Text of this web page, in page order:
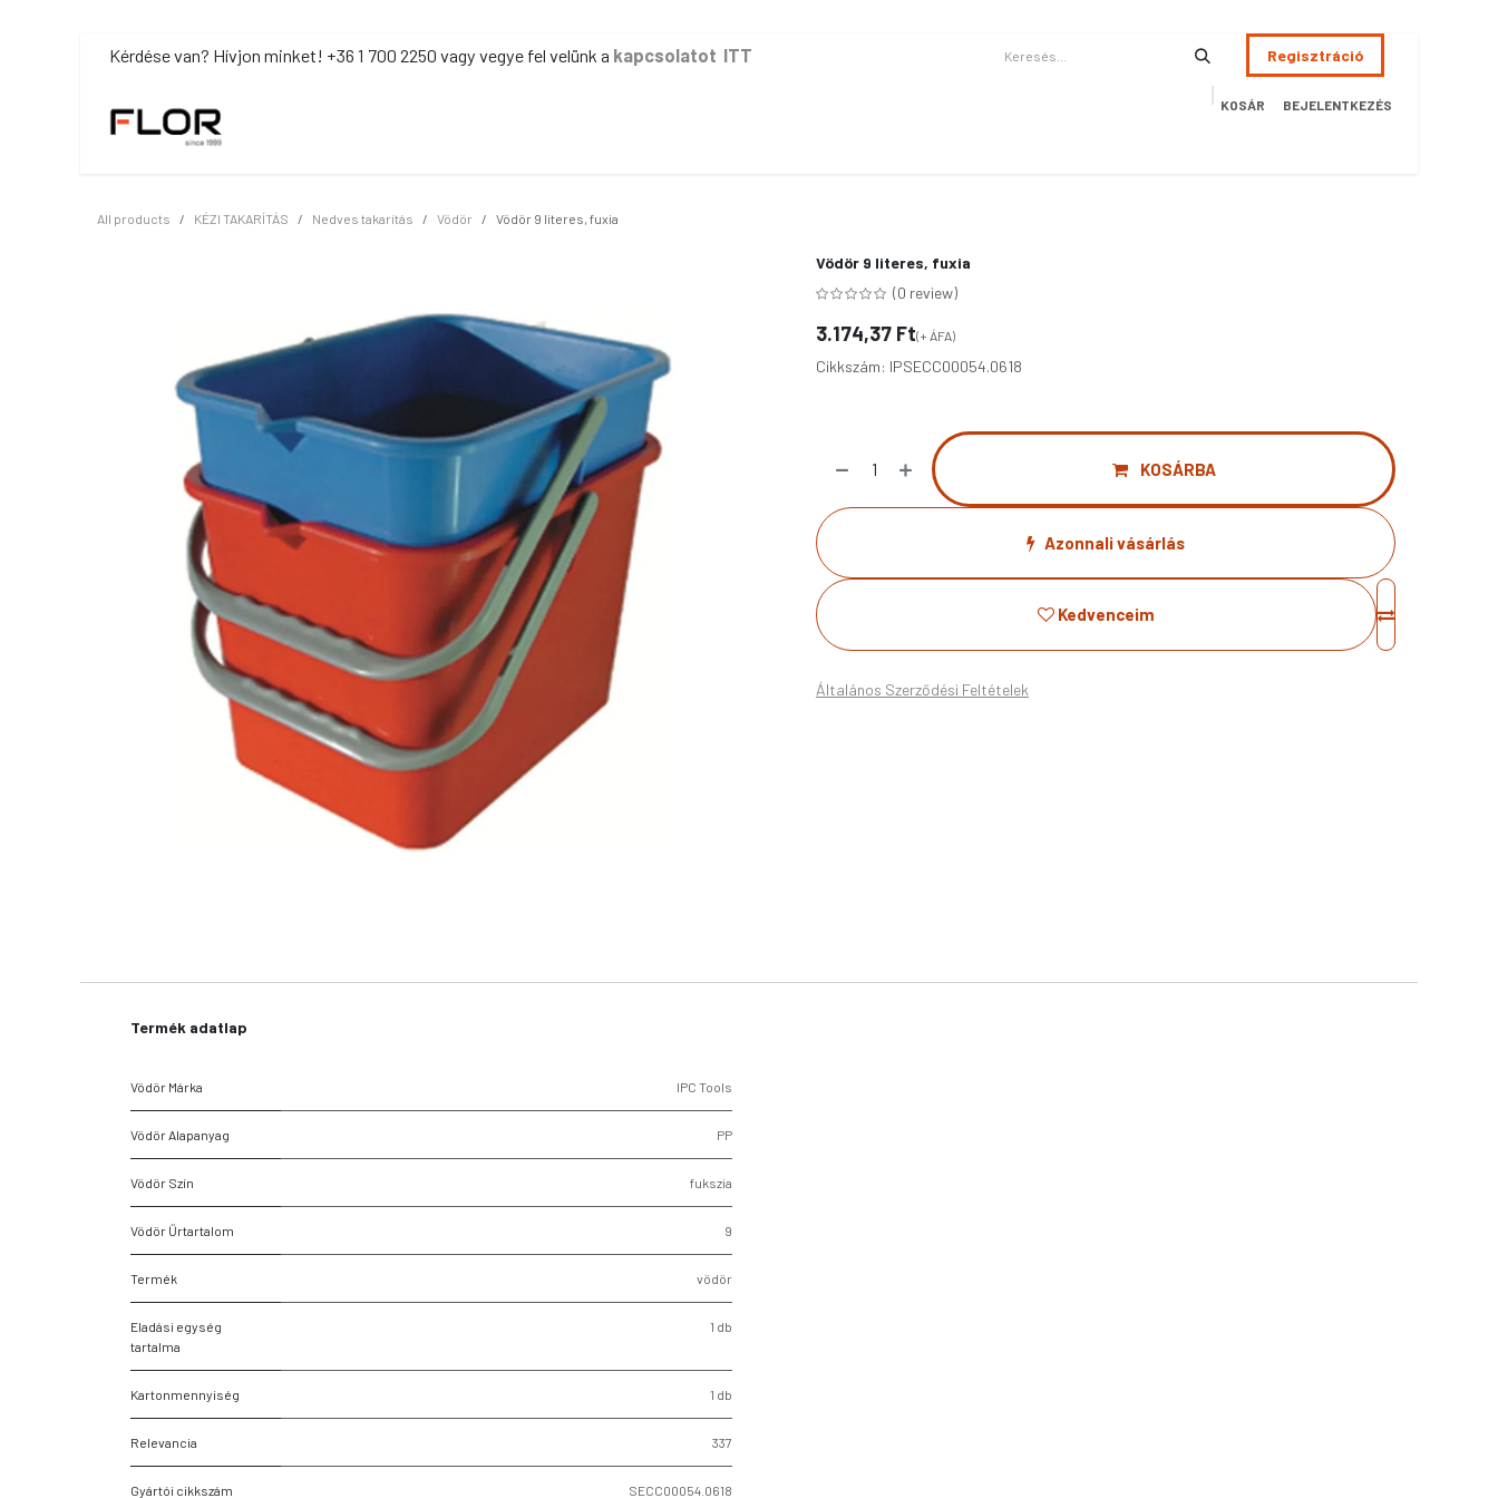
​Kérdése van? Hívjon minket! +36 1 700 2250 vagy vegye fel velünk a kapcsolatot ITT Regisztráció
KOSÁR BEJELENTKEZÉS
All products KÉZI TAKARÍTÁS Nedves takarítás Vödör Vödör 9 literes, fuxia
Vödör 9 literes, fuxia
(0 review)
3.174,37 Ft(+ ÁFA)
Cikkszám: IPSECC00054.0618
KOSÁRBA
Azonnali vásárlás
Kedvenceim
Általános Szerződési Feltételek
Termék adatlap
Vödör Márka IPC Tools
Vödör Alapanyag PP
Vödör Szín fukszia
Vödör Űrtartalom 9
Termék vödör
Eladási egység
tartalma
1 db
Kartonmennyiség 1 db
Relevancia 337
Gyártói cikkszám SECC00054.0618